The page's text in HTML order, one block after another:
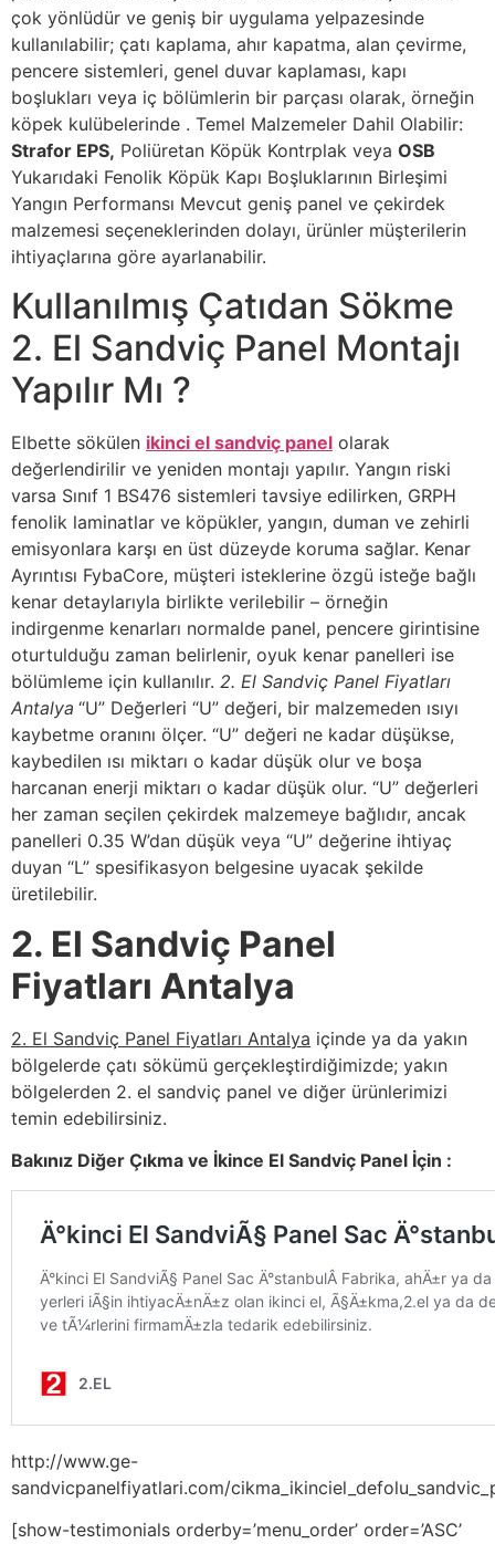
çok yönlüdür ve geniş bir uygulama yelpazesinde
kullanılabilir; çatı kaplama, ahır kapatma, alan çevirme,
pencere sistemleri, genel duvar kaplaması, kapı
boşlukları veya iç bölümlerin bir parçası olarak, örneğin
köpek kulübelerinde . Temel Malzemeler Dahil Olabilir:
Strafor EPS, Poliüretan Köpük Kontrplak veya OSB
Yukarıdaki Fenolik Köpük Kapı Boşluklarının Birleşimi
Yangın Performansı Mevcut geniş panel ve çekirdek
malzemesi seçeneklerinden dolayı, ürünler müşterilerin
ihtiyaçlarına göre ayarlanabilir.
Kullanılmış Çatıdan Sökme
2. El Sandviç Panel Montajı
Yapılır Mı ?
Elbette sökülen ikinci el sandviç panel olarak
değerlendirilir ve yeniden montajı yapılır. Yangın riski
varsa Sınıf 1 BS476 sistemleri tavsiye edilirken, GRPH
fenolik laminatlar ve köpükler, yangın, duman ve zehirli
emisyonlara karşı en üst düzeyde koruma sağlar. Kenar
Ayrıntısı FybaCore, müşteri isteklerine özgü isteğe bağlı
kenar detaylarıyla birlikte verilebilir – örneğin
indirgenme kenarları normalde panel, pencere girintisine
oturtulduğu zaman belirlenir, oyuk kenar panelleri ise
bölümleme için kullanılır. 2. El Sandviç Panel Fiyatları
Antalya “U” Değerleri “U” değeri, bir malzemeden ısıyı
kaybetme oranını ölçer. “U” değeri ne kadar düşükse,
kaybedilen ısı miktarı o kadar düşük olur ve boşa
harcanan enerji miktarı o kadar düşük olur. “U” değerleri
her zaman seçilen çekirdek malzemeye bağlıdır, ancak
panelleri 0.35 W’dan düşük veya “U” değerine ihtiyaç
duyan “L” spesifikasyon belgesine uyacak şekilde
üretilebilir.
2. El Sandviç Panel
Fiyatları Antalya
2. El Sandviç Panel Fiyatları Antalya içinde ya da yakın
bölgelerde çatı sökümü gerçekleştirdiğimizde; yakın
bölgelerden 2. el sandviç panel ve diğer ürünlerimizi
temin edebilirsiniz.
Bakınız Diğer Çıkma ve İkince El Sandviç Panel İçin :
http://www.ge-
sandvicpanelfiyatlari.com/
[show-testimonials orderby=’menu_order’ order=’ASC’